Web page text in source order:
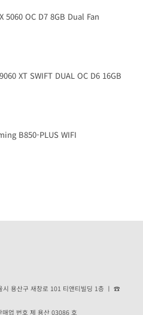
5060 OC D7 8GB Dual Fan
XT SWIFT DUAL OC D6 16GB
B850-PLUS WIFI
시 용산구 새창로 101 티앤티빌딩 1층 ㅣ ☎
업 번호 제 용산 03086 호